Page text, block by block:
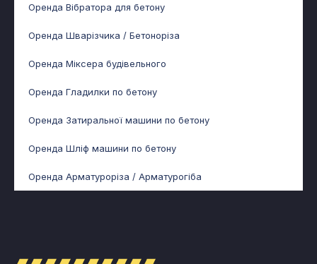
Оренда Вібратора для бетону
Оренда Шварізчика / Бетоноріза
Оренда Міксера будівельного
Оренда Гладилки по бетону
Оренда Затиральної машини по бетону
Оренда Шліф машини по бетону
Оренда Арматуроріза / Арматурогіба